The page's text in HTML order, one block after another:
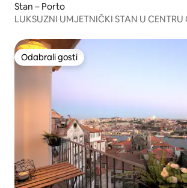
Stan – Porto
LUKSUZNI UMJETNIČKI STAN U
Odabrali gosti
Odabrali gosti